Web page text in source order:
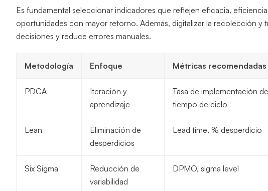
Es fundamental seleccionar indicadores que reflejen eficacia,
oportunidades con mayor retorno. Además, digitalizar la recolección y
decisiones y reduce errores manuales.
Metodología Enfoque Métricas recomendadas
PDCA
Iteración y
aprendizaje
Tasa de implementación
tiempo de ciclo
Lean
Eliminación de
desperdicios
Lead time, % desperdicio
Six Sigma
Reducción de
variabilidad
DPMO, sigma level